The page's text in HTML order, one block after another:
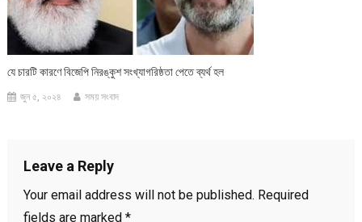
যে চারটি কারণে বিজেপি নিরঙ্কুশ সংখ্যাগরিষ্ঠতা পেতে ব্যর্থ হল
জুন ৫, ২০২৪ সময় সংবাদ
Leave a Reply
Your email address will not be published. Required
fields are marked *